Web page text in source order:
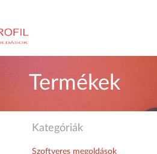
Termékek
Kategóriák
Szoftveres megoldások